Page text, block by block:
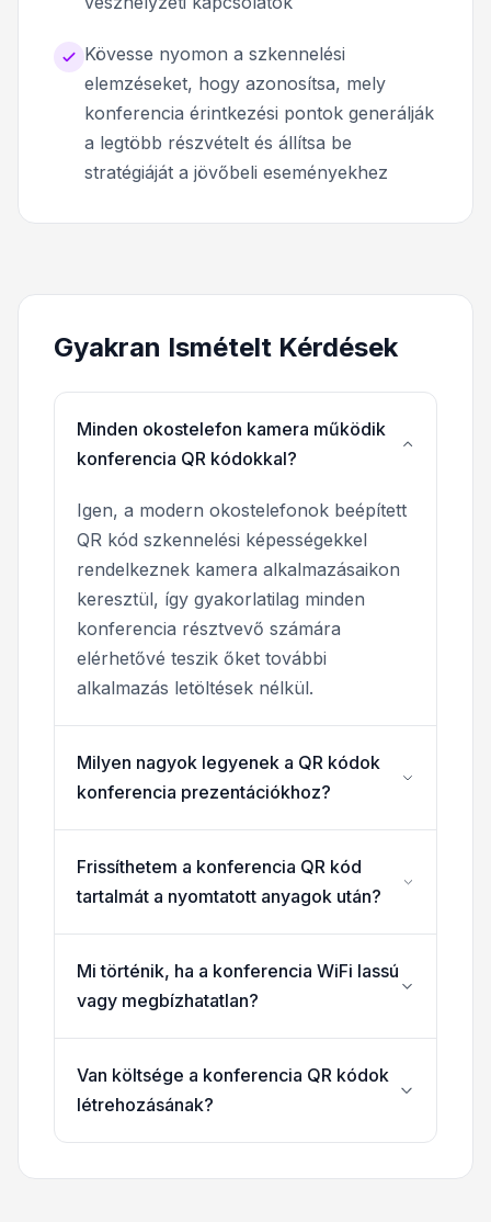
Kövesse nyomon a szkennelési
elemzéseket, hogy azonosítsa, mely
konferencia érintkezési pontok generálják
a legtöbb részvételt és állítsa be
stratégiáját a jövőbeli eseményekhez
Gyakran Ismételt Kérdések
Minden okostelefon kamera működik
konferencia QR kódokkal?
Igen, a modern okostelefonok beépített
QR kód szkennelési képességekkel
rendelkeznek kamera alkalmazásaikon
keresztül, így gyakorlatilag minden
konferencia résztvevő számára
elérhetővé teszik őket további
alkalmazás letöltések nélkül.
Milyen nagyok legyenek a QR kódok
konferencia prezentációkhoz?
Frissíthetem a konferencia QR kód
tartalmát a nyomtatott anyagok után?
Mi történik, ha a konferencia WiFi lassú
vagy megbízhatatlan?
Van költsége a konferencia QR kódok
létrehozásának?